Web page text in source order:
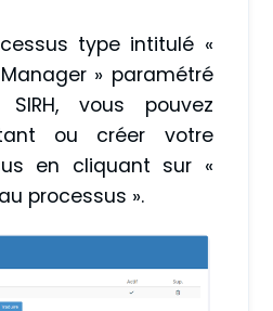
type intitulé «
» paramétré
SIRH, vous pouvez
ou créer votre
en cliquant sur «
processus ».